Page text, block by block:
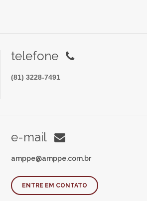
telefone
(81) 3228-7491
e-mail
amppe@amppe.com.br
ENTRE EM CONTATO